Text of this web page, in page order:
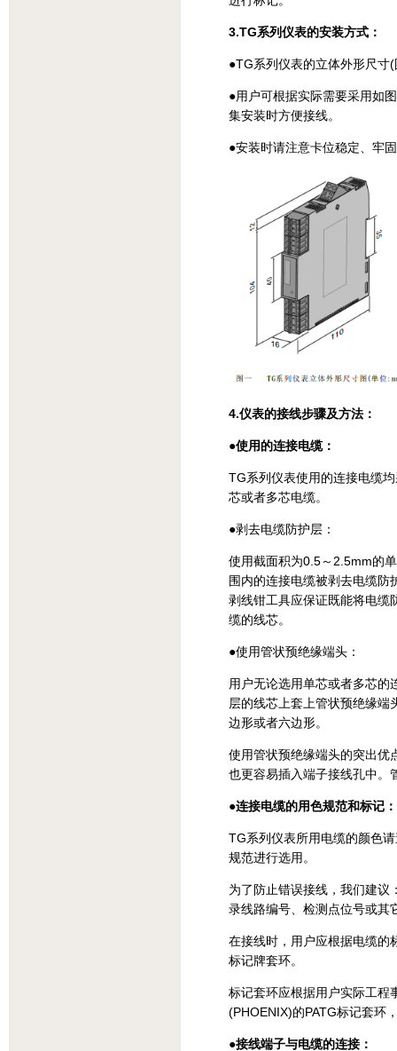
3.TG系列仪表的安装方式：
●TG系列仪表的立体外形尺
●用户可根据实际需要采用如
集安装时方便接线。
●安装时请注意卡位稳定、牢
4.仪表的接线步骤及方法：
●使用的连接电缆：
TG系列仪表使用的连接电缆
芯或者多芯电缆。
●剥去电缆防护层：
使用截面积为0.5～2.5mm的
围内的连接电缆被剥去电缆防
剥线钳工具应保证既能将电缆
缆的线芯。
●使用管状预绝缘端头：
用户无论选用单芯或者多芯
层的线芯上套上管状预绝缘
边形或者六边形。
使用管状预绝缘端头的突出优
也更容易插入端子接线孔中。
●连接电缆的用色规范和标记：
TG系列仪表所用电缆的颜色
规范进行选用。
为了防止错误接线，我们建议
录线路编号、检测点位号或其
在接线时，用户应根据电缆的
标记牌套环。
标记套环应根据用户实际工程
(PHOENIX)的PATG标记套环
●接线端子与电缆的连接：